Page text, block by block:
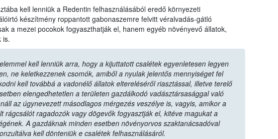
kell lenniük a Redentin felhasználásából eredő környezeti
készítmény roppantott gabonaszemre felvitt véralvadás-gátló
a mezei pocokok fogyaszthatják el, hanem egyéb növényevő állatok,
is.
kell lenniük arra, hogy a kijuttatott csalétek egyenletesen legyen
ne keletkezzenek csomók, amiből a nyulak jelentős mennyiséget fel
kell továbbá a vadonélő állatok eltereléséről riasztással, illetve terelő
elengedhetetlen a területen gazdálkodó vadásztársasággal való
az úgynevezett másodlagos mérgezés veszélye is, vagyis, amikor a
rágcsálót ragadozók vagy dögevők fogyasztják el, kitéve magukat a
A gazdáknak minden esetben növényorvos szaktanácsadóval
kell dönteniük e csalétek felhasználásáról.